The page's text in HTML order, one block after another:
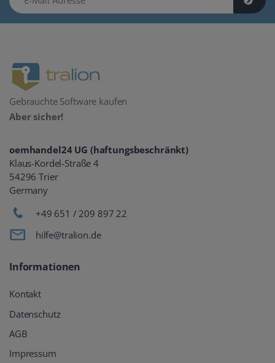
Gebrauchte Software kaufen
Aber sicher!
oemhandel24 UG (haftungsbeschränkt)
Klaus-Kordel-Straße 4
54296 Trier
Germany
+49 651 / 209 897 22
hilfe@tralion.de
Informationen
Kontakt
Datenschutz
AGB
Impressum